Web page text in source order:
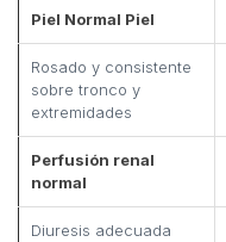
Piel Normal Piel
Rosado y consistente
sobre tronco y
extremidades
Perfusión renal
normal
Diuresis adecuada